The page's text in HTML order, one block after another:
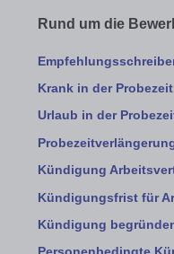
Rund um die
Krank in der Probezeit
Urlaub in der
Kündigung
Kündigungsfrist für
Kündigung